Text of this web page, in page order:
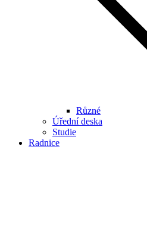
Různé
Úřední deska
Studie
Radnice